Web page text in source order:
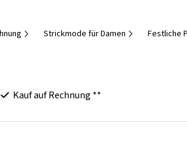
Strickmode für Damen Festliche
Kauf auf Rechnung **